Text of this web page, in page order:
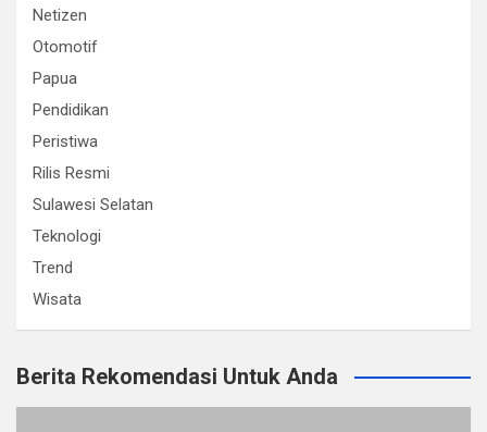
Netizen
Otomotif
Papua
Pendidikan
Peristiwa
Rilis Resmi
Sulawesi Selatan
Teknologi
Trend
Wisata
Berita Rekomendasi Untuk Anda